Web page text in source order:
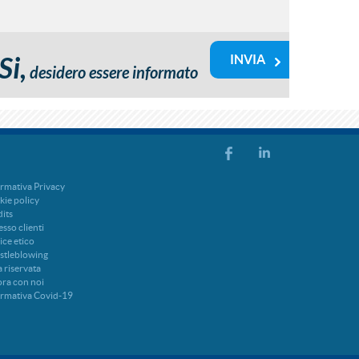
desidero essere informato
Privacy
policy
clienti
etico
riservata
con noi
Covid-19